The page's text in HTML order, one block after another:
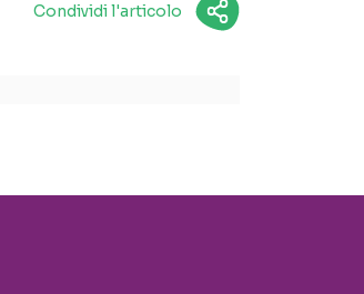
Condividi l'articolo